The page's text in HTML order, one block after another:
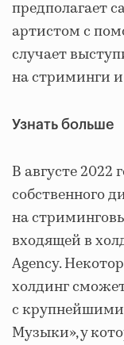
предполагает
артистом с
случает
на стриминги
Узнать больше
В августе 2022
собственного
на
входящей в
Agency.
холдинг
с крупнейшими
Музыки», у